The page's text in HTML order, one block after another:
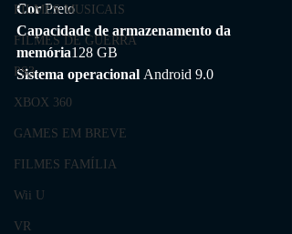
FILMES MUSICAIS
FILMES DE GUERRA
PS3
XBOX 360
GAMES EM BREVE
FILMES FAMÍLIA
Wii U
VR
Cor Preto
Capacidade de armazenamento da
memória128 GB
Sistema operacional Android 9.0